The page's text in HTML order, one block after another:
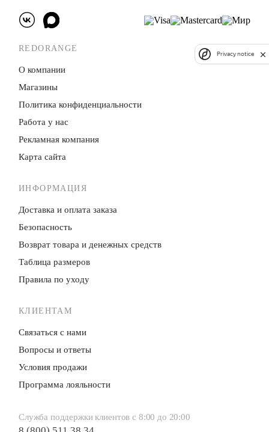
REDORANGE
О компании
Магазины
Политика конфиденци­альности
Работа у нас
Рекламная компания
Карта сайта
ИНФОРМАЦИЯ
Доставка и оплата заказа
Безопасность
Возврат товара и денежных средств
Таблица размеров
Правила по уходу
КЛИЕНТАМ
Связаться с нами
Вопросы и ответы
Условия продажи
Программа лояльности
Служба поддержки клиентов с 8:00 до 20:00
Privacy notice